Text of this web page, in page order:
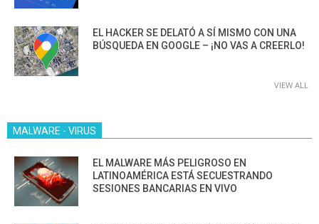
EL HACKER SE DELATÓ A SÍ MISMO CON UNA
BÚSQUEDA EN GOOGLE – ¡NO VAS A CREERLO!
VIEW ALL
MALWARE - VIRUS
EL MALWARE MÁS PELIGROSO EN
LATINOAMÉRICA ESTÁ SECUESTRANDO
SESIONES BANCARIAS EN VIVO